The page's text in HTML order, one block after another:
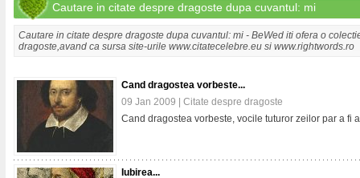
Cautare in citate despre dragoste dupa cuvantul: mi
Cautare in citate despre dragoste dupa cuvantul: mi - BeWed iti ofera o
dragoste,avand ca sursa site-urile www.citatecelebre.eu si www.rightwords.ro
Cand dragostea vorbeste...
09 Jan 2009 | Citate despre dragoste
Cand dragostea vorbeste, vocile tuturor zeilor par a fi
Iubirea...